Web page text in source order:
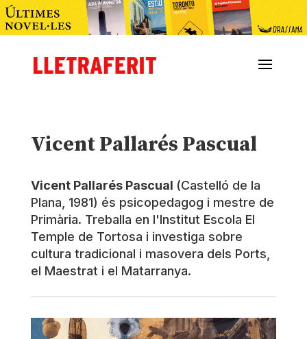
Vicent Pallarés Pascual
Vicent Pallarés Pascual (Castelló de la
Plana, 1981) és psicopedagog i mestre de
Primària. Treballa en l'Institut Escola El
Temple de Tortosa i investiga sobre
cultura tradicional i masovera dels Ports,
el Maestrat i el Matarranya.